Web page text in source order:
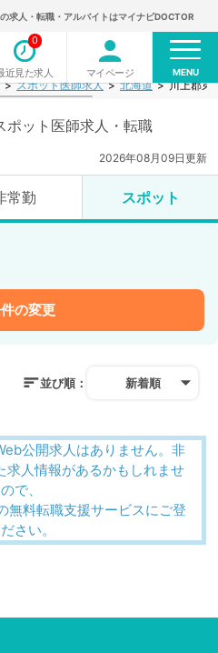
求人・転職・アルバイトはマイナビDOCTOR
近見た求人
0
マイページ MENU
スポット医師求人 北海道 川上郡弟
ポット医師求人・転職
2026年08月09日更新
常勤 スポット
の変更
並び順： 新着順
公開求人はありません。非
求人情報があるかもしれませ
で、
無料転職支援サービスにご登
さい。